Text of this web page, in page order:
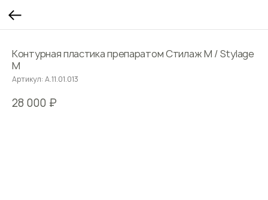
Контурная пластика препаратом Стилаж М / Stylage
M
Артикул: А.11.01.013
28 000 ₽